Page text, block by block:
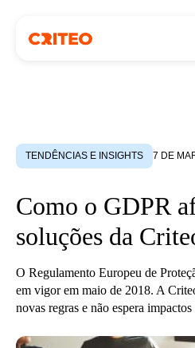
TENDÊNCIAS E INSIGHTS 7 DE
Como o GDPR
soluções da
O Regulamento Europeu de
em vigor em maio de 2018. A
novas regras e não espera impactos